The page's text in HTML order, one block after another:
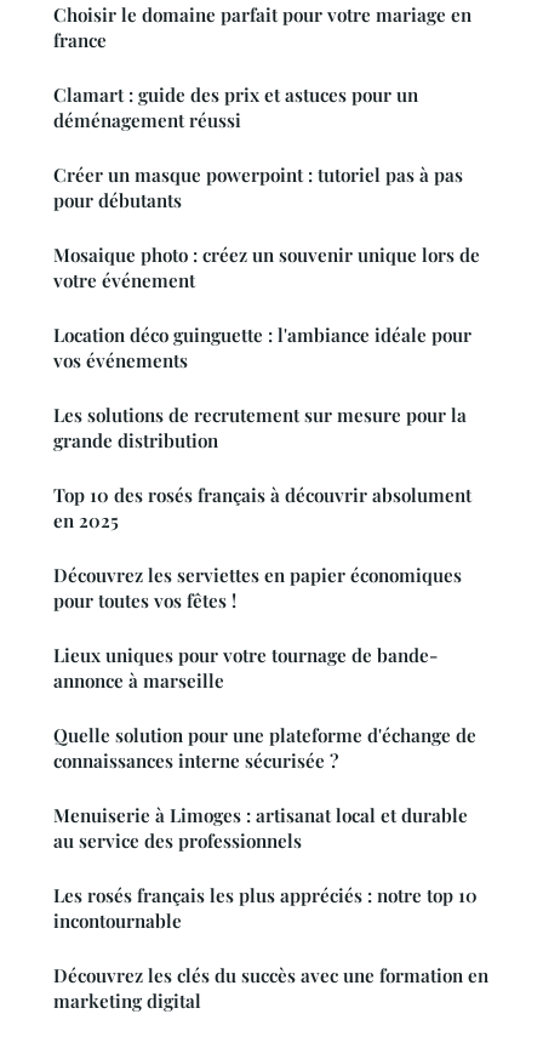
Choisir le domaine parfait pour votre mariage en
france
Clamart : guide des prix et astuces pour un
déménagement réussi
Créer un masque powerpoint : tutoriel pas à pas
pour débutants
Mosaique photo : créez un souvenir unique lors de
votre événement
Location déco guinguette : l'ambiance idéale pour
vos événements
Les solutions de recrutement sur mesure pour la
grande distribution
Top 10 des rosés français à découvrir absolument
en 2025
Découvrez les serviettes en papier économiques
pour toutes vos fêtes !
Lieux uniques pour votre tournage de bande-
annonce à marseille
Quelle solution pour une plateforme d'échange de
connaissances interne sécurisée ?
Menuiserie à Limoges : artisanat local et durable
au service des professionnels
Les rosés français les plus appréciés : notre top 10
incontournable
Découvrez les clés du succès avec une formation en
marketing digital